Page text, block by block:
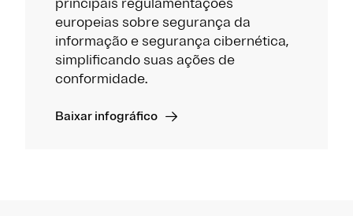
europeias sobre segurança da
informação e segurança cibernética,
simplificando suas ações de
conformidade.
Baixar infográfico